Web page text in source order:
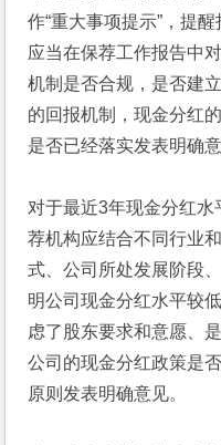
作“重大事项提示”，提
应当在保荐工作报告中
机制是否合规，是否建
的回报机制，现金分红
是否已经落实发表明确意
对于最近3年现金分红
荐机构应结合不同行业
式、公司所处发展阶段
明公司现金分红水平较
虑了股东要求和意愿、
公司的现金分红政策是
原则发表明确意见。